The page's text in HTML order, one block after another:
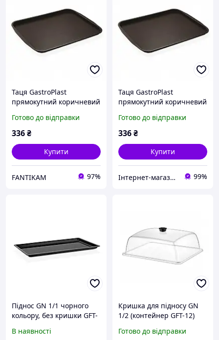
Таця GastroPlast
прямокутний коричневий
з швидкою доставкою по
Україні
Готово до відправки
336₴
Купити
FANTIKAM 97%
Таця GastroPlast
прямокутний коричневий
з швидкою доставкою по
Україні
Готово до відправки
336₴
Купити
Інтернет-магазин "TUDOM" 99%
Піднос GN 1/1 чорного
кольору, без кришки GFT-
Чорний
В наявності
Кришка для підносу GN
1/2 (контейнер GFT-12)
полікарбонату,
Готово до відправки